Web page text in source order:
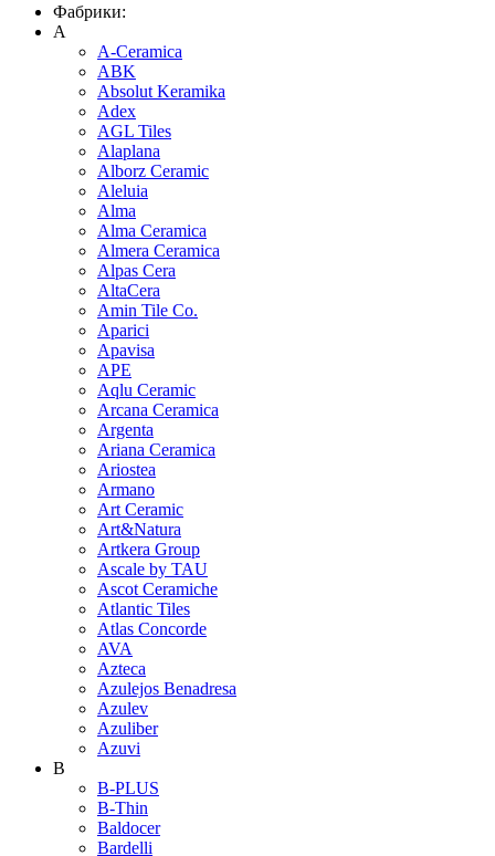
Фабрики:
A
A-Ceramica
ABK
Absolut Keramika
Adex
AGL Tiles
Alaplana
Alborz Ceramic
Aleluia
Alma
Alma Ceramica
Almera Ceramica
Alpas Cera
AltaCera
Amin Tile Co.
Aparici
Apavisa
APE
Aqlu Ceramic
Arcana Ceramica
Argenta
Ariana Ceramica
Ariostea
Armano
Art Ceramic
Art&Natura
Artkera Group
Ascale by TAU
Ascot Ceramiche
Atlantic Tiles
Atlas Concorde
AVA
Azteca
Azulejos Benadresa
Azulev
Azuliber
Azuvi
B
B-PLUS
B-Thin
Baldocer
Bardelli